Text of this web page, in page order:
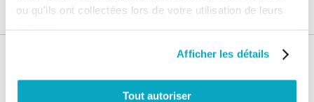
ou qu'ils ont collectées lors de votre utilisation de leurs
Afficher les détails
Tout autoriser